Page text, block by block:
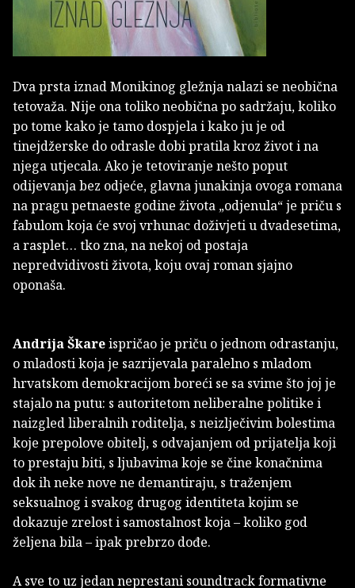
Dva prsta iznad Monikinog gležnja nalazi se neobična
tetovaža. Nije ona toliko neobična po sadržaju, koliko
po tome kako je tamo dospjela i kako ju je od
tinejdžerske do odrasle dobi pratila kroz život i na
njega utjecala. Ako je tetoviranje nešto poput
odijevanja bez odjeće, glavna junakinja ovoga romana
na pragu petnaeste godine života „odjenula“ je priču s
fabulom koja će svoj vrhunac doživjeti u dvadesetima,
a rasplet… tko zna, na nekoj od postaja
nepredvidivosti života, koju ovaj roman sjajno
oponaša.
Andrija Škareispričao je priču o jednom odrastanju,
o mladosti koja je sazrijevala paralelno s mladom
hrvatskom demokracijom boreći se sa svime što joj je
stajalo na putu: s autoritetom neliberalne politike i
naizgled liberalnih roditelja, s neizlječivim bolestima
koje prepolove obitelj, s odvajanjem od prijatelja koji
to prestaju biti, s ljubavima koje se čine konačnima
dok ih neke nove ne demantiraju, s traženjem
seksualnog i svakog drugog identiteta kojim se
dokazuje zrelost i samostalnost koja – koliko god
željena bila – ipak prebrzo dođe.
A sve to uz jedan neprestani soundtrack formativne